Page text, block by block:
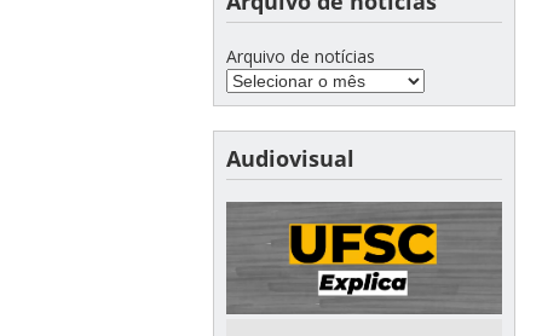
Arquivo de notícias
Audiovisual